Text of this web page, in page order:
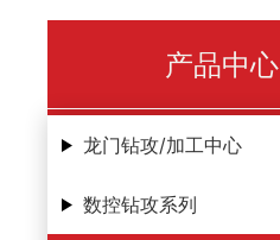
产品中心
龙门钻攻/加工中心
数控钻攻系列